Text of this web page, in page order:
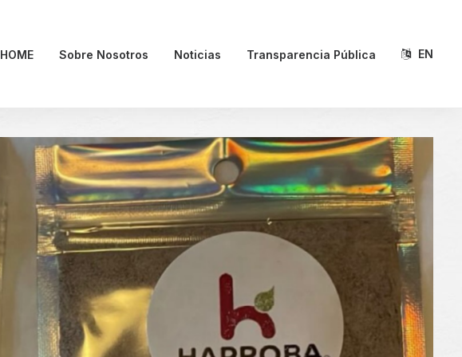
HOME Sobre Nosotros Noticias Transparencia Pública EN